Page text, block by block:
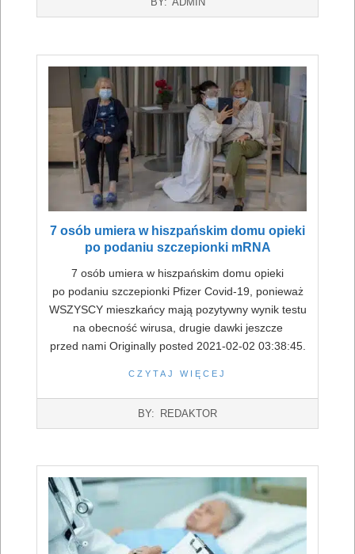
7 osób umiera w hiszpańskim domu opieki
po podaniu szczepionki mRNA
7 osób umiera w hiszpańskim domu opieki
po podaniu szczepionki Pfizer Covid-19, ponieważ
WSZYSCY mieszkańcy mają pozytywny wynik testu
na obecność wirusa, drugie dawki jeszcze
przed nami Originally posted 2021-02-02 03:38:45.
CZYTAJ WIĘCEJ
BY: REDAKTOR